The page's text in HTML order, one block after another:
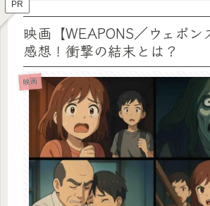
PR
映画【WEAPONS／ウェポン
感想！衝撃の結末とは？
映画